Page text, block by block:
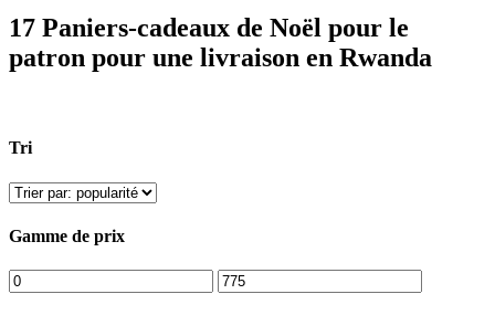
17 Paniers-cadeaux de Noël pour le
patron pour une livraison en Rwanda
Tri
Gamme de prix